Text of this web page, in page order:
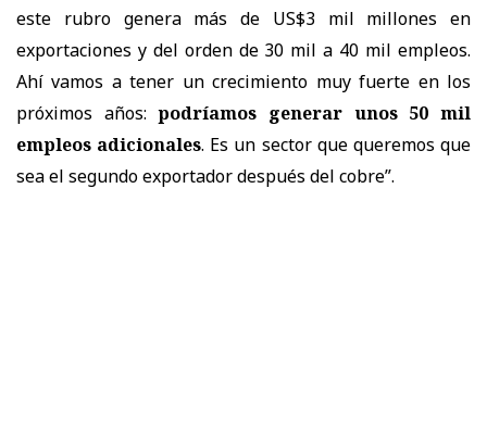
este rubro genera más de US$3 mil millones en
exportaciones y del orden de 30 mil a 40 mil empleos.
Ahí vamos a tener un crecimiento muy fuerte en los
próximos años:podríamos generar unos 50 mil
empleos adicionales. Es un sector que queremos que
sea el segundo exportador después del cobre”.